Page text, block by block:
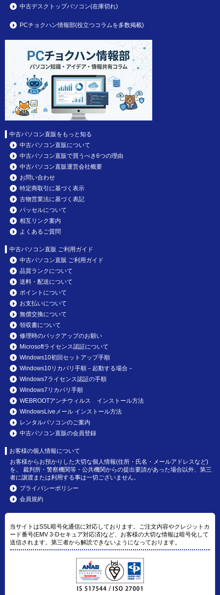
中古デスクトップパソコン(在庫切れ)
PCチョクハン情報部(役立つコラムを多数掲載)
中古パソコン直販をもっと知る
中古パソコン直販について
中古パソコン直販で買うべき6つの理由
中古パソコン直販運営会社概要
お問い合わせ
特定商取引に基づく表示
古物営業法に基づく表記
パッセルについて
相互リンク案内
よくあるご質問
中古パソコン直販 ご利用ガイド
中古パソコン直販 ご利用ガイド
品質ランクについて
送料・配送について
ポイントについて
お支払いについて
無償交換について
領収書について
修理時のバックアップのお願い
Microsoftライセンス認証について
Windows10初回セットアップ手順
Windows10リカバリ手順－起動する場合－
Windows7ライセンス認証の手順
Windows7リカバリ手順
WEBROOTアンチウィルス インストール方法
WindowsLiveメール インストール方法
レンタルパソコンのご案内
中古パソコン直販の会員登録
お客様の個人情報について
お客様からお預かりした大切な個人情報(住所・氏名・メールアドレスなど)
を、 裁判所・警察機関等・公共機関からの提出要請があった場合以外、第三
者に譲渡または利用する事は一切ございません。
プライバシーポリシー
会員規約
当サイトはSSL暗号化通信に対応しております。ご注文内容やクレジットカ
ード番号(EMV 3-Dセキュア対応済)など、お客様の大切な情報は暗号化して
送信されます。第三者から解読できないようになっております。